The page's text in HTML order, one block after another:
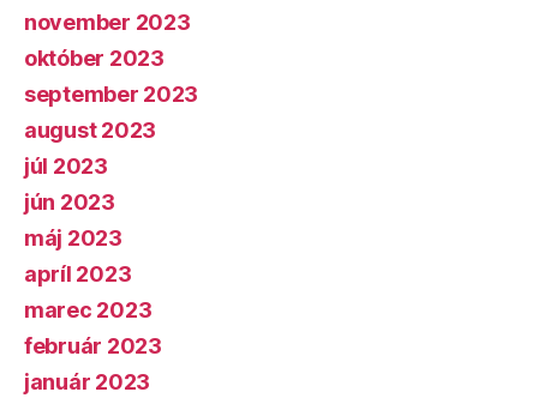
november 2023
október 2023
september 2023
august 2023
júl 2023
jún 2023
máj 2023
apríl 2023
marec 2023
február 2023
január 2023